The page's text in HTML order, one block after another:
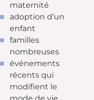
maternité
adoption d’un
enfant
familles
nombreuses
événements
récents qui
modifient le